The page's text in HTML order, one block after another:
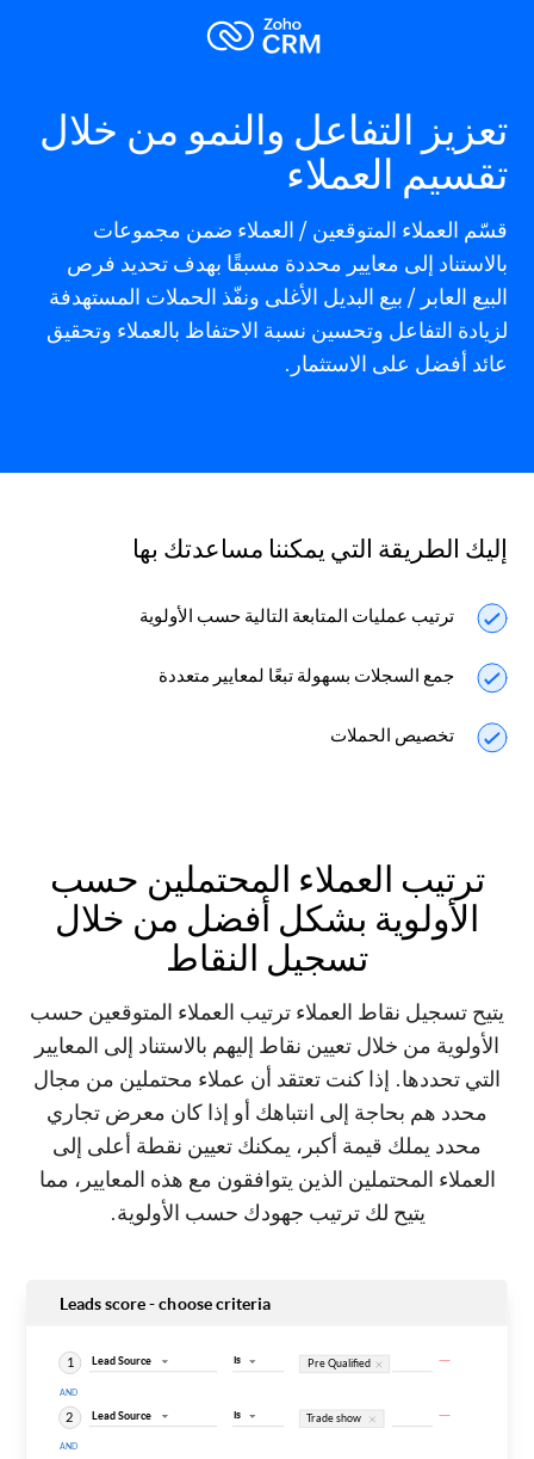
تعزيز التفاعل والنمو من خلال
تقسيم العملاء
قسّم العملاء المتوقعين / العملاء ضمن مجموعات
بالاستناد إلى معايير محددة مسبقًا بهدف تحديد فرص
البيع العابر / بيع البديل الأغلى ونفّذ الحملات المستهدفة
لزيادة التفاعل وتحسين نسبة الاحتفاظ بالعملاء وتحقيق
عائد أفضل على الاستثمار.
إليك الطريقة التي يمكننا مساعدتك بها
ترتيب عمليات المتابعة التالية حسب الأولوية
جمع السجلات بسهولة تبعًا لمعايير متعددة
تخصيص الحملات
ترتيب العملاء المحتملين حسب
الأولوية بشكل أفضل من خلال
تسجيل النقاط
يتيح تسجيل نقاط العملاء ترتيب العملاء المتوقعين حسب
الأولوية من خلال تعيين نقاط إليهم بالاستناد إلى المعايير
التي تحددها. إذا كنت تعتقد أن عملاء محتملين من مجال
محدد هم بحاجة إلى انتباهك أو إذا كان معرض تجاري
محدد يملك قيمة أكبر، يمكنك تعيين نقطة أعلى إلى
العملاء المحتملين الذين يتوافقون مع هذه المعايير، مما
يتيح لك ترتيب جهودك حسب الأولوية.